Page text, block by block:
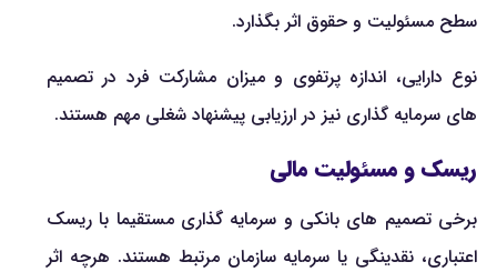
سطح مسئولیت و حقوق اثر بگذارد.
نوع دارایی، اندازه پرتفوی و میزان مشارکت فرد در تصمیم
های سرمایه گذاری نیز در ارزیابی پیشنهاد شغلی مهم هستند.
ریسک و مسئولیت مالی
برخی تصمیم های بانکی و سرمایه گذاری مستقیما با ریسک
اعتباری، نقدینگی یا سرمایه سازمان مرتبط هستند. هرچه اثر